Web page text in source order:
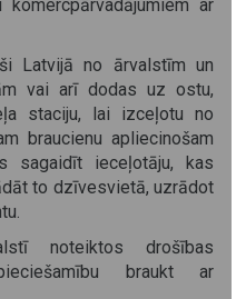
ar
Latvijā no ārvalstīm un
vai arī dodas uz ostu,
staciju, lai izceļotu no
braucienu apliecinošam
sagaidīt ieceļotāju, kas
to dzīvesvietā, uzrādot
noteiktos drošības
braukt ar